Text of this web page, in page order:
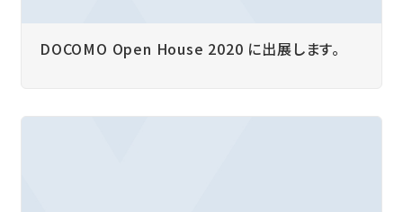
DOCOMO Open House 2020 に出展します。